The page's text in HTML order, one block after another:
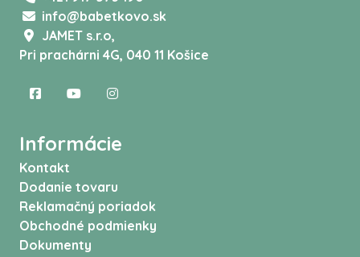
info@babetkovo.sk
JAMET s.r.o,
Pri prachárni 4G, 040 11 Košice
Informácie
Kontakt
Dodanie tovaru
Reklamačný poriadok
Obchodné podmienky
Dokumenty